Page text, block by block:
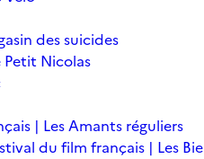
des suicides
Petit Nicolas
| Les Amants réguliers
du film français | Les